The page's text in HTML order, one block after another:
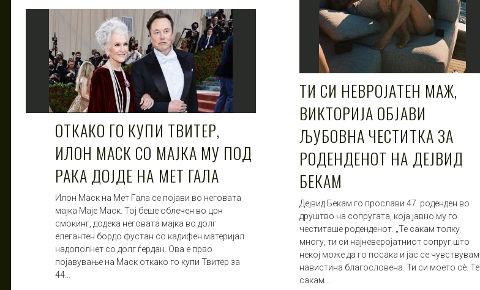
ТИ СИ НЕВРОЈАТЕН МАЖ,
ВИКТОРИЈА ОБЈАВИ
ЉУБОВНА ЧЕСТИТКА ЗА
РОДЕНДЕНОТ НА ДЕЈВИД
БЕКАМ
Дејвид Бекам го прослави 47. роденден во
друштво на сопругата, која јавно му го
честиташе роденденот. „Те сакам толку
многу, ти си најневеројатниот сопруг што
некој може да го посака и јас се чувствувам
навистина благословена. Ти си моето сè. Те
сакам …
ОТКАКО ГО КУПИ ТВИТЕР,
ИЛОН МАСК СО МАЈКА МУ ПОД
РАКА ДОЈДЕ НА МЕТ ГАЛА
Илон Маск на Мет Гала се појави во неговата
мајка Маје Маск. Тој беше облечен во црн
смокинг, додека неговата мајка во долг
елегантен бордо фустан со кадифен материјал
надополнет со долг ѓердан. Ова е прво
појавување на Маск откако го купи Твитер за
44…